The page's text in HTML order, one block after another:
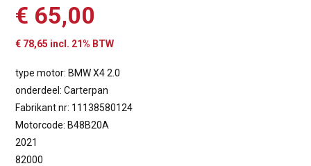
€ 65,00
€ 78,65 incl. 21% BTW
type motor: BMW X4 2.0
onderdeel: Carterpan
Fabrikant nr: 11138580124
Motorcode: B48B20A
2021
82000